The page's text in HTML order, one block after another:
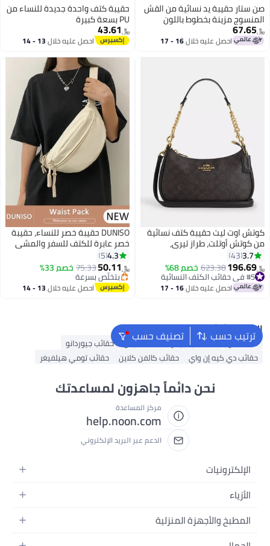
صن ستار حقيبة يد نسائية من القش
المنسوج مزينة بخطوط باللون
الفيروزي
﷼‏67.65
احصل عليه خلال 16 - 17
3
حقيبة كتف واحدة جديدة للنساء من
PU بسعة كبيرة
﷼‏43.61
احصل عليه خلال 13 - 14
كوتش اوت ليت حقيبة كتف نسائية
من كوتش أوتلت، طراز تيري،
مصنوعة من قماش مميز، حقيبة يد
نسائية، حقيبة هوبو نسائية، حقيبة
تسوق نسائية، حقيبة سفر نسائية،
لون جوزي-أسود، 24 سم
3.7
43
﷼‏196.69
623.38خصم 68% #5 في حقائب الكتف النسائية
تم بيع +40 مؤخرًا
#5 في حقائب الكتف النسائية احصل عليه خلال 16 - 17
DUNISO حقيبة خصر للنساء، حقيبة
خصر عابرة للكتف للسفر والمشي
والجري والتسلق وركوب الدراجات،
حقيبة فخذ وحقيبة صدر بحزام قابل
للتعديل للتمارين الرياضية واللياقة
البدنية والسفر والعمل والتنقل
4.3
5
﷼‏50.11
75.33خصم 33%
بتخلّص بسرعة
بتخلّص بسرعةاحصل عليه خلال 13 - 14
ترتيب حسب تصنيف حسب البحث الشائع
شنط ألدو حقائب تيد بيكر حقائب جيس
حقائب جيوردانو
حقائب دي كيه إن واي
حقائب كالفن كلاين حقائب تومي هيلفيغر
نحن دائماً جاهزون لمساعدتك
مركز المساعدة
help.noon.com
الدعم عبر البريد الإلكتروني
الإلكترونيات
الجوالات
اللابتوبات
الأزياء
أزياء نسائية
المطبخ والأجهزة المنزلية
الحمام